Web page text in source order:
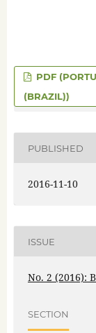
PDF
(BRAZIL))
PUBLISHED
2016-11-10
ISSUE
No. 2 (2016):
SECTION